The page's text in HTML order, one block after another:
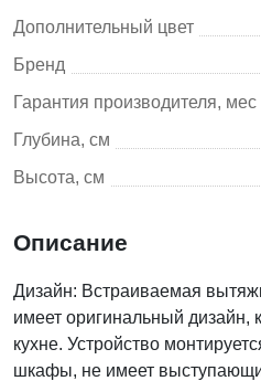
Дополнительный цвет
Бренд
Гарантия производителя, мес
Глубина, см
Высота, см
Описание
Дизайн: Встраиваемая
имеет оригинальный дизайн,
кухне. Устройство
шкафы, не имеет